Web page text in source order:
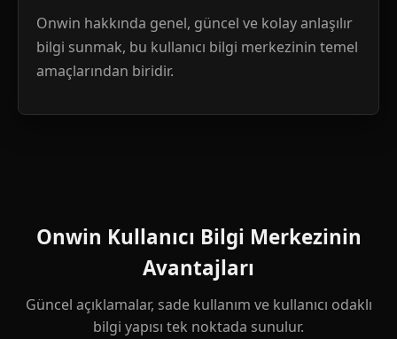
Onwin hakkında genel, güncel ve kolay anlaşılır
bilgi sunmak, bu kullanıcı bilgi merkezinin temel
amaçlarından biridir.
Onwin Kullanıcı Bilgi Merkezinin
Avantajları
Güncel açıklamalar, sade kullanım ve kullanıcı odaklı
bilgi yapısı tek noktada sunulur.